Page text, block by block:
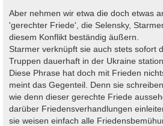
Aber nehmen wir etwa die doch etwas
'gerechter Friede', die Selensky,
diesem Konflikt beständig äußern.
Starmer verknüpft sie auch stets sofort
Truppen dauerhaft in der Ukraine
Diese Phrase hat doch mit Frieden
meint das Gegenteil. Denn sie
wie denn dieser gerechte Friede
darüber Friedensverhandlungen
sie weisen einfach alle